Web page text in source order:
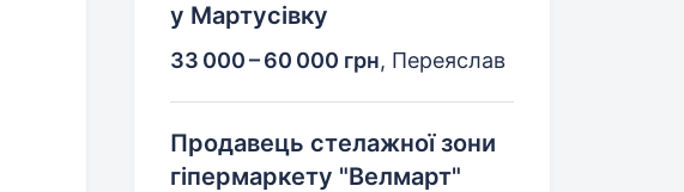
у Мартусівку
33 000 – 60 000 грн, Переяслав
Продавець стелажної зони
гіпермаркету "Велмарт"